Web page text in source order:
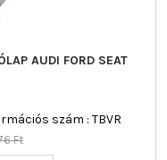
AUDI FORD SEAT
szám : TBVR
Ft